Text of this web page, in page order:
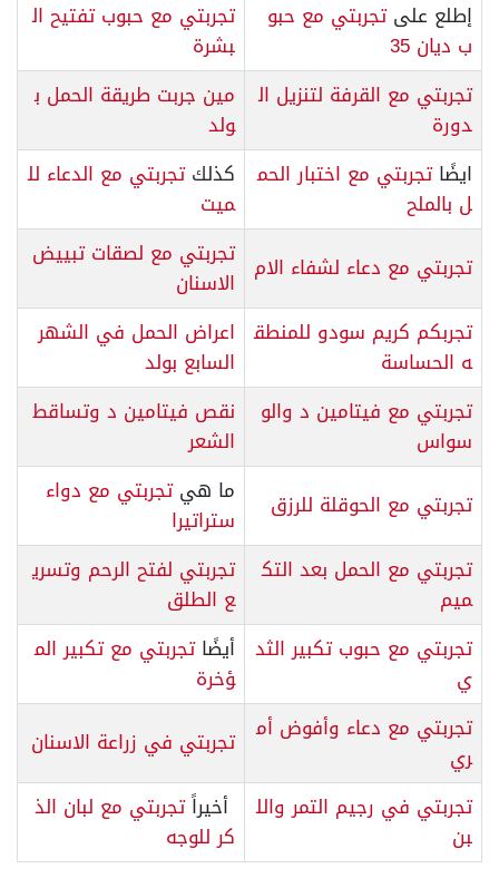
إطلع علىتجربتي مع حبو
ب ديان 35
تجربتي مع حبوب تفتيح ال
بشرة
تجربتي مع القرفة لتنزيل ال
دورة
مين جربت طريقة الحمل ب
ولد
ايضًاتجربتي مع اختبار الحم
ل بالملح
كذلكتجربتي مع الدعاء لل
ميت
تجربتي مع دعاء لشفاء الام تجربتي مع لصقات تبييض
الاسنان
تجربكم كريم سودو للمنطق
ه الحساسة
اعراض الحمل في الشهر
السابع بولد
تجربتي مع فيتامين د والو
سواس
نقص فيتامين د وتساقط
الشعر
تجربتي مع الحوقلة للرزق
ما هيتجربتي مع دواء
ستراتيرا
تجربتي مع الحمل بعد التك
ميم
تجربتي لفتح الرحم وتسري
ع الطلق
تجربتي مع حبوب تكبير الثد
ي
أيضًاتجربتي مع تكبير الم
ؤخرة
تجربتي مع دعاء وأفوض أم
ري
تجربتي في زراعة الاسنان
تجربتي في رجيم التمر والل
بن
أخيراًتجربتي مع لبان الذ
كر للوجه